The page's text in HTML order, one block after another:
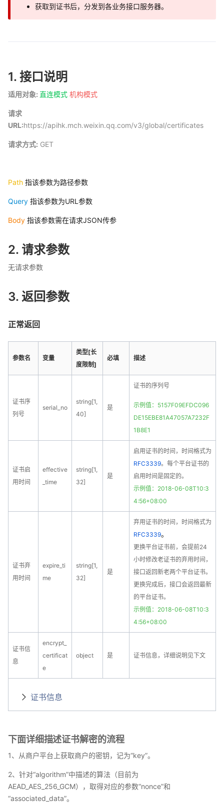
获取到证书后，分发到各业务接口服务器。
1. 接口说明
适用对象: 直连模式 机构模式
请求
URL:https://apihk.mch.weixin.qq.com/v3/global/certificates
请求方式: GET
Path 指该参数为路径参数
Query 指该参数为URL参数
Body 指该参数需在请求JSON传参
2. 请求参数
无请求参数
3. 返回参数
正常返回
参数名 变量
类型[长
度限制]
必填 描述
证书序
列号
serial_no
string[1,
40]
是
证书的序列号
示例值：5157F09EFDC096
DE15EBE81A47057A7232F
1B8E1
证书启
用时间
effective
_time
string[1,
32]
是
启用证书的时间，时间格式为
RFC3339。每个平台证书的
启用时间是固定的。
示例值：2018-06-08T10:3
4:56+08:00
证书弃
用时间
expire_ti
me
string[1,
32]
是
弃用证书的时间，时间格式为
RFC3339。
更换平台证书前，会提前24
小时修改老证书的弃用时间，
接口返回新老两个平台证书。
更换完成后，接口会返回最新
的平台证书。
示例值：2018-06-08T10:3
4:56+08:00
证书信
息
encrypt_
certificat
e
object 是 证书信息，详细说明见下文
证书信息
下面详细描述证书解密的流程
1、从商户平台上获取商户的密钥，记为“key”。
2、针对“algorithm”中描述的算法（目前为
AEAD_AES_256_GCM），取得对应的参数“nonce”和
“associated_data”。